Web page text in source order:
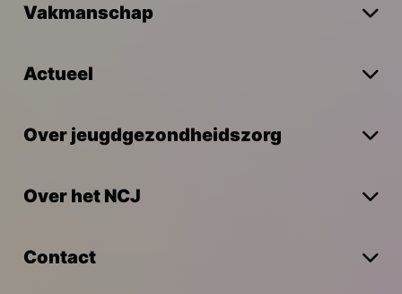
Vakmanschap
Actueel
Over jeugdgezondheidszorg
Over het NCJ
Contact